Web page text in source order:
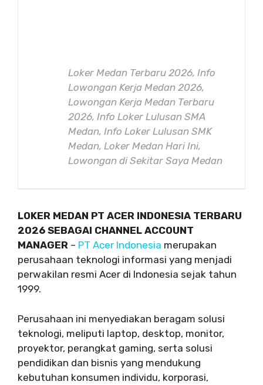
Loker Medan Terbaru 2026, Info
Lowongan Kerja Medan 2026,
Lowongan Kerja Medan Terbaru
2026, Info Loker Lulusan SMA
Medan, Info Loker Lulusan SMK
Medan, Loker Medan Hari Ini,
Lowongan di Sekitar Saya Medan
LOKER MEDAN PT ACER INDONESIA TERBARU
2026 SEBAGAI CHANNEL ACCOUNT
MANAGER – PT Acer Indonesia merupakan
perusahaan teknologi informasi yang menjadi
perwakilan resmi Acer di Indonesia sejak tahun
1999.
Perusahaan ini menyediakan beragam solusi
teknologi, meliputi laptop, desktop, monitor,
proyektor, perangkat gaming, serta solusi
pendidikan dan bisnis yang mendukung
kebutuhan konsumen individu, korporasi,